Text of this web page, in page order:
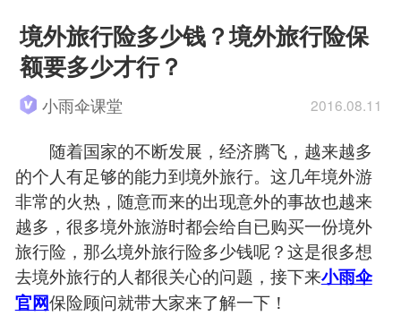
境外旅行险多少钱？境外旅行险保
额要多少才行？
小雨伞课堂 2016.08.11
随着国家的不断发展，经济腾飞，越来越多
的个人有足够的能力到境外旅行。这几年境外游
非常的火热，随意而来的出现意外的事故也越来
越多，很多境外旅游时都会给自已购买一份境外
旅行险，那么境外旅行险多少钱呢？这是很多想
去境外旅行的人都很关心的问题，接下来小雨伞
官网保险顾问就带大家来了解一下！